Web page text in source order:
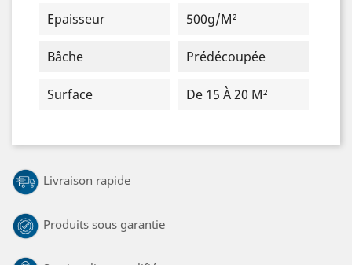
Epaisseur 500g/m²
Bâche Prédécoupée
Surface De 15 À 20 M²
Livraison rapide
Produits sous garantie